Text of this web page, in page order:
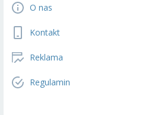
O nas
Kontakt
Reklama
Regulamin